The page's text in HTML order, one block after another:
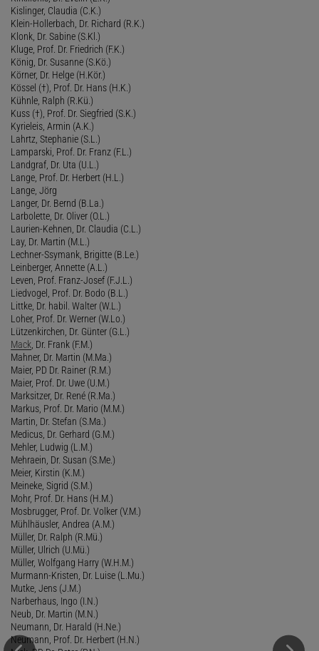
Kislinger, Claudia (C.K.)
Klein-Hollerbach, Dr. Richard (R.K.)
Klonk, Dr. Sabine (S.Kl.)
Kluge, Prof. Dr. Friedrich (F.K.)
König, Dr. Susanne (S.Kö.)
Körner, Dr. Helge (H.Kör.)
Kössel (†), Prof. Dr. Hans (H.K.)
Kühnle, Ralph (R.Kü.)
Kuss (†), Prof. Dr. Siegfried (S.K.)
Kyrieleis, Armin (A.K.)
Lahrtz, Stephanie (S.L.)
Lamparski, Prof. Dr. Franz (F.L.)
Landgraf, Dr. Uta (U.L.)
Lange, Prof. Dr. Herbert (H.L.)
Lange, Jörg
Langer, Dr. Bernd (B.La.)
Larbolette, Dr. Oliver (O.L.)
Laurien-Kehnen, Dr. Claudia (C.L.)
Lay, Dr. Martin (M.L.)
Lechner-Ssymank, Brigitte (B.Le.)
Leinberger, Annette (A.L.)
Leven, Prof. Franz-Josef (F.J.L.)
Liedvogel, Prof. Dr. Bodo (B.L.)
Littke, Dr. habil. Walter (W.L.)
Loher, Prof. Dr. Werner (W.Lo.)
Lützenkirchen, Dr. Günter (G.L.)
Mack , Dr. Frank (F.M.)
Mahner, Dr. Martin (M.Ma.)
Maier, PD Dr. Rainer (R.M.)
Maier, Prof. Dr. Uwe (U.M.)
Marksitzer, Dr. René (R.Ma.)
Markus, Prof. Dr. Mario (M.M.)
Martin, Dr. Stefan (S.Ma.)
Medicus, Dr. Gerhard (G.M.)
Mehler, Ludwig (L.M.)
Mehraein, Dr. Susan (S.Me.)
Meier, Kirstin (K.M.)
Meineke, Sigrid (S.M.)
Mohr, Prof. Dr. Hans (H.M.)
Mosbrugger, Prof. Dr. Volker (V.M.)
Mühlhäusler, Andrea (A.M.)
Müller, Dr. Ralph (R.Mü.)
Müller, Ulrich (U.Mü.)
Müller, Wolfgang Harry (W.H.M.)
Murmann-Kristen, Dr. Luise (L.Mu.)
Mutke, Jens (J.M.)
Narberhaus, Ingo (I.N.)
Neub, Dr. Martin (M.N.)
Neumann, Dr. Harald (H.Ne.)
Neumann, Prof. Dr. Herbert (H.N.)